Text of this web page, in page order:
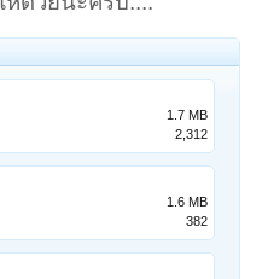
1.7 MB
2,312
1.6 MB
382